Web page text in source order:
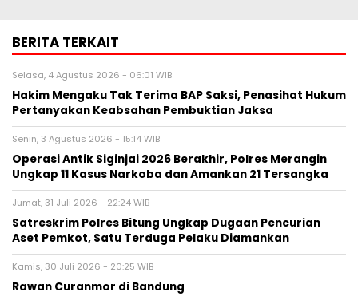
BERITA TERKAIT
Selasa, 4 Agustus 2026 - 06:01 WIB
Hakim Mengaku Tak Terima BAP Saksi, Penasihat Hukum
Pertanyakan Keabsahan Pembuktian Jaksa
Senin, 3 Agustus 2026 - 15:14 WIB
Operasi Antik Siginjai 2026 Berakhir, Polres Merangin
Ungkap 11 Kasus Narkoba dan Amankan 21 Tersangka
Jumat, 31 Juli 2026 - 22:24 WIB
Satreskrim Polres Bitung Ungkap Dugaan Pencurian
Aset Pemkot, Satu Terduga Pelaku Diamankan
Kamis, 30 Juli 2026 - 20:25 WIB
Rawan Curanmor di Bandung